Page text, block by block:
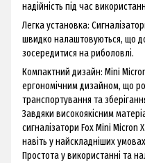
надійність під час
Легка установка:
швидко налаштовуються, що
зосередитися на риболовлі.
Компактний дизайн: Mini
ергономічним дизайном, що
транспортування та
Завдяки високоякісним
сигналізатори Fox Mini Micron
навіть у найскладніших
Простота у використанні та